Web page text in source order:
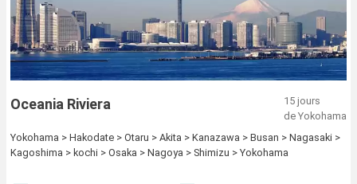
Oceania Riviera
15 jours
de Yokohama
Yokohama > Hakodate > Otaru > Akita > Kanazawa > Busan > Nagasaki >
Kagoshima > kochi > Osaka > Nagoya > Shimizu > Yokohama